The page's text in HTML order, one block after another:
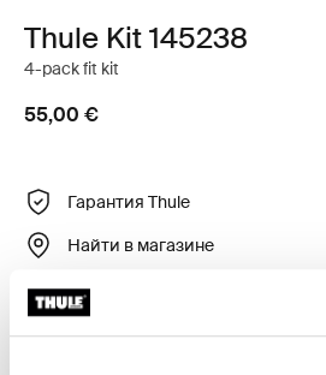
Thule Kit 145238
4-pack fit kit
55,00 €
Гарантия Thule
Найти в магазине
Регулируемый крепежный